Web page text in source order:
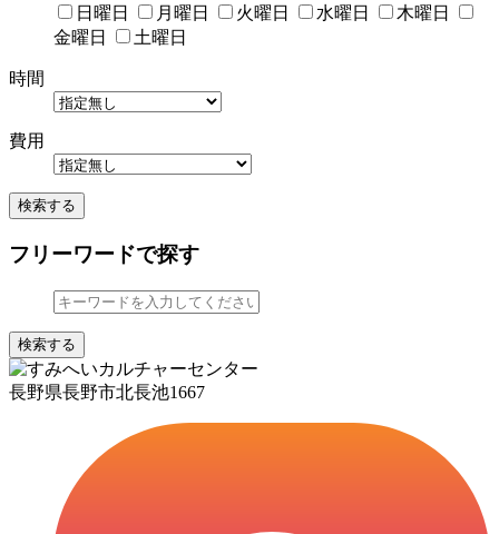
日曜日
月曜日 火曜日 水曜日
木曜日
金曜日
土曜日
時間
費用
検索する
フリーワードで探す
検索する
長野県長野市北長池1667